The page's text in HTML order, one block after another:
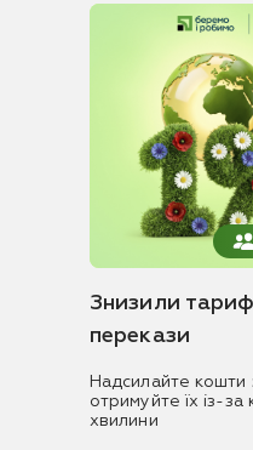
Знизили
перекази
Надсилайте кошти
отримуйте їх із-за
хвилини